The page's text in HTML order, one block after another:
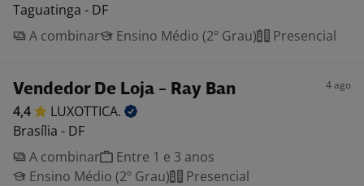
Taguatinga - DF
A combinar
Ensino Médio (2º Grau) Presencial
Vendedor De Loja - Ray Ban 4 ago
4,4
LUXOTTICA.
Brasília - DF
A combinar
Entre 1 e 3 anos
Ensino Médio (2º Grau)
Presencial